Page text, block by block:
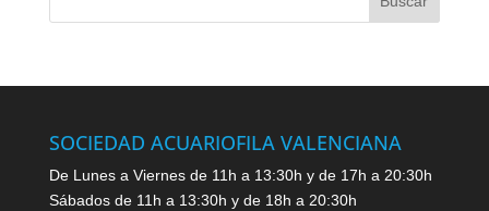
SOCIEDAD ACUARIOFILA VALENCIANA
De Lunes a Viernes de 11h a 13:30h y de 17h a 20:30h
Sábados de 11h a 13:30h y de 18h a 20:30h